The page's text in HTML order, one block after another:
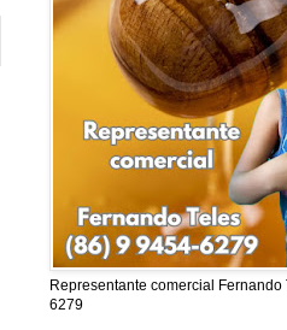
Representante comercial Fernando
6279